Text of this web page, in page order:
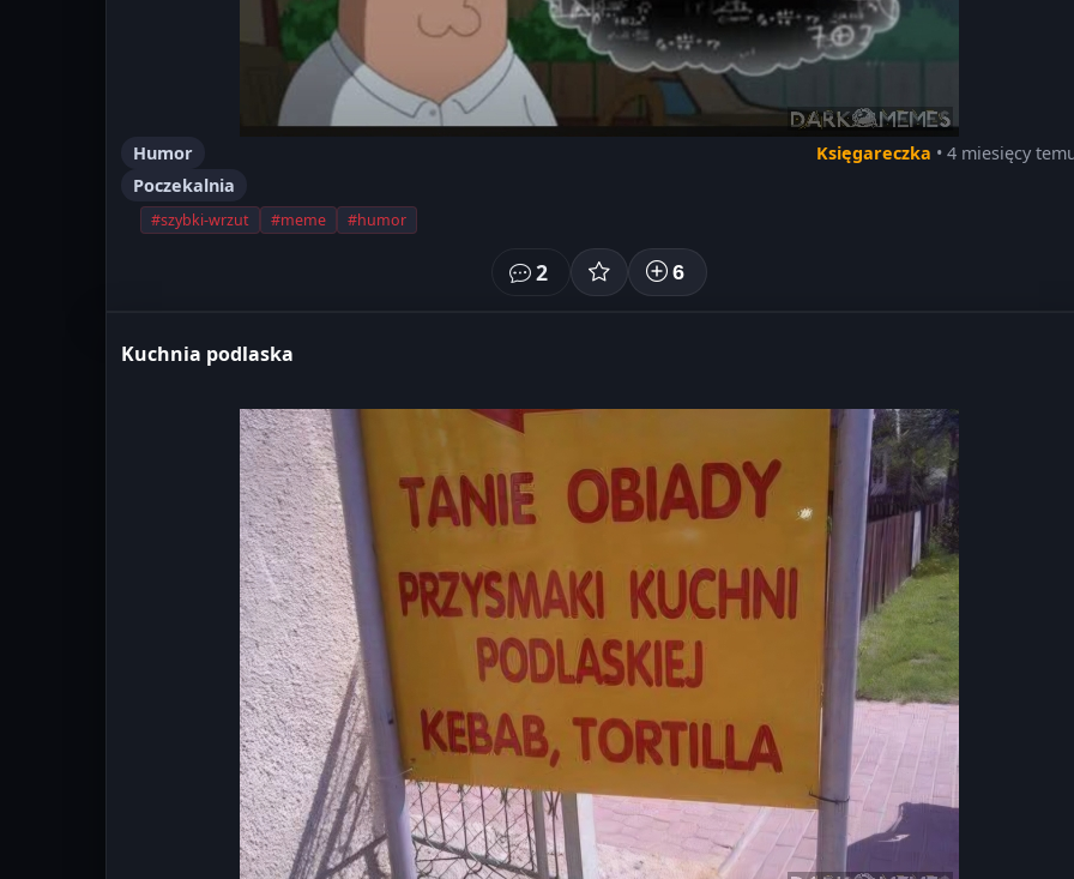
Humor Księgareczka • 4 miesięcy
Poczekalnia
#szybki-wrzut #meme #humor
2 6
Kuchnia podlaska